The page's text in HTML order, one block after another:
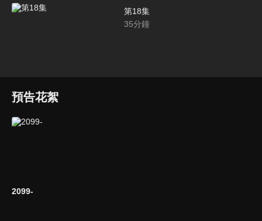
第18集
35分鐘
預告花絮
2099-